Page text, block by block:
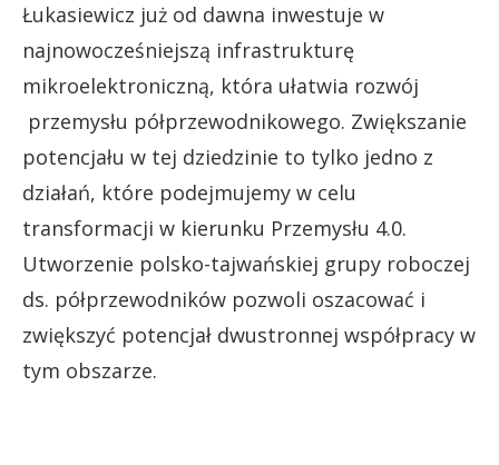
Łukasiewicz już od dawna inwestuje w
najnowocześniejszą infrastrukturę
mikroelektroniczną, która ułatwia rozwój
przemysłu półprzewodnikowego. Zwiększanie
potencjału w tej dziedzinie to tylko jedno z
działań, które podejmujemy w celu
transformacji w kierunku Przemysłu 4.0.
Utworzenie polsko-tajwańskiej grupy roboczej
ds. półprzewodników pozwoli oszacować i
zwiększyć potencjał dwustronnej współpracy w
tym obszarze.